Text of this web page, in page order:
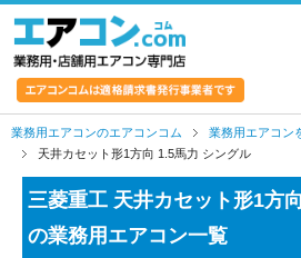
業務用エアコンのエアコンコム 業務用エアコン
天井カセット形1方向 1.5馬力 シングル
三菱重工 天井カセット形1方
の業務用エアコン一覧